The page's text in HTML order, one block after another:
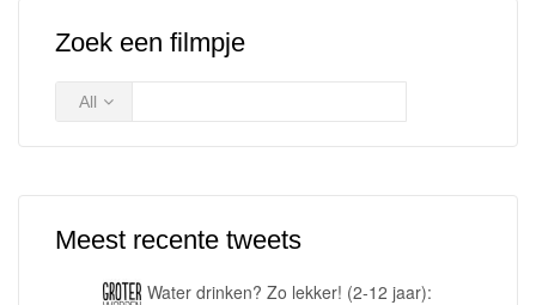
Zoek een filmpje
All
Meest recente tweets
Water drinken? Zo lekker! (2-12 jaar):